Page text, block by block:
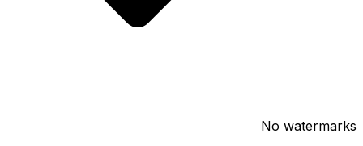
No watermarks